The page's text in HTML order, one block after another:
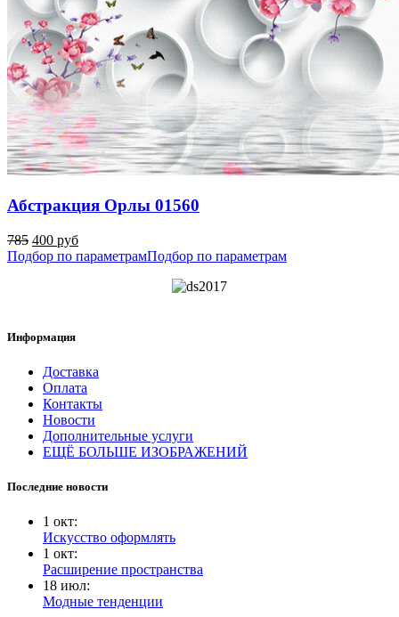
Абстракция Орлы 01560
785 400 руб
Подбор по параметрамПодбор по параметрам
Информация
Доставка
Оплата
Контакты
Новости
Дополнительные услуги
ЕЩЁ БОЛЬШЕ ИЗОБРАЖЕНИЙ
Последние новости
1 окт:
Искусство оформлять
1 окт:
Расширение пространства
18 июл:
Модные тенденции